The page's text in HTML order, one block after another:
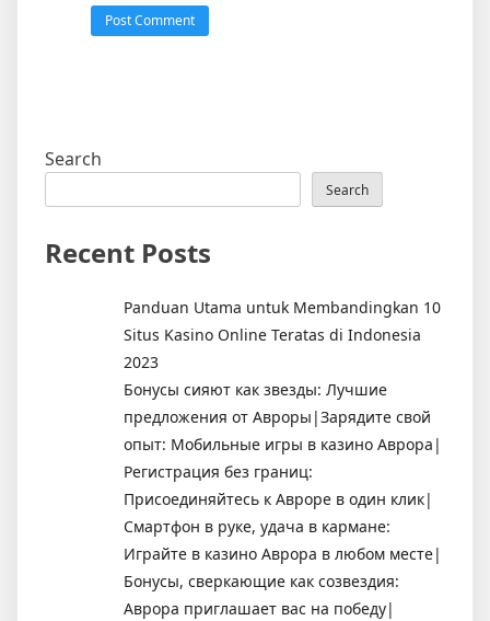
Search
Search
Recent Posts
Panduan Utama untuk Membandingkan 10
Situs Kasino Online Teratas di Indonesia
2023
Бонусы сияют как звезды: Лучшие
предложения от Авроры|Зарядите свой
опыт: Мобильные игры в казино Аврора|
Регистрация без границ:
Присоединяйтесь к Авроре в один клик|
Смартфон в руке, удача в кармане:
Играйте в казино Аврора в любом месте|
Бонусы, сверкающие как созвездия:
Аврора приглашает вас на победу|